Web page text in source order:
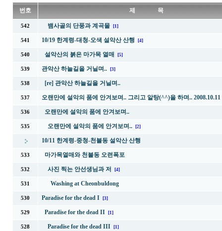
번호 제 목
542 뱀사골의 단풍과 계곡물 [1]
541 10/19 한계령-대청-오색 설악산 산행 [4]
540 설악산의 붉은 마가목 열매 [5]
539 관악산 하늘길을 거닐며.. [3]
538 [re] 관악산 하늘길을 거닐며..
537 오랜만에 설악의 품에 안겨보며.. 그리고 알탕(^^)을 하며.. 2008.10.11
536 오랜만에 설악의 품에 안겨보며..
535 오랜만에 설악의 품에 안겨보며.. [2]
10/11 한계령-중청-천불동 설악산 산행
533 마가목열매와 천불동 오련폭포
532 사진 찍는 안선생님과 저 [4]
531 Washing at Cheonbuldong
530 Paradise for the dead I [3]
529 Paradise for the dead II [1]
528 Paradise for the dead III [1]